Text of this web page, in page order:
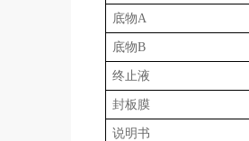
底物A
底物B
终止液
封板膜
说明书